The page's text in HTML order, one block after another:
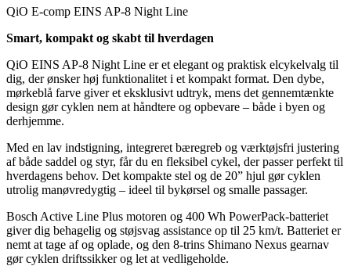
QiO E-comp EINS AP-8 Night Line
Smart, kompakt og skabt til hverdagen
QiO EINS AP-8 Night Line er et elegant og praktisk elcykelvalg til
dig, der ønsker høj funktionalitet i et kompakt format. Den dybe,
mørkeblå farve giver et eksklusivt udtryk, mens det gennemtænkte
design gør cyklen nem at håndtere og opbevare – både i byen og
derhjemme.
Med en lav indstigning, integreret bæregreb og værktøjsfri justering
af både saddel og styr, får du en fleksibel cykel, der passer perfekt til
hverdagens behov. Det kompakte stel og de 20” hjul gør cyklen
utrolig manøvredygtig – ideel til bykørsel og smalle passager.
Bosch Active Line Plus motoren og 400 Wh PowerPack-batteriet
giver dig behagelig og støjsvag assistance op til 25 km/t. Batteriet er
nemt at tage af og oplade, og den 8-trins Shimano Nexus gearnav
gør cyklen driftssikker og let at vedligeholde.